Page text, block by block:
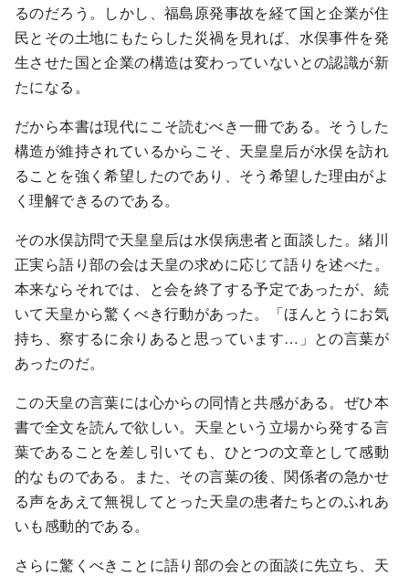
るのだろう。しかし、福島原発事故を経て国と企業が住
民とその土地にもたらした災禍を見れば、水俣事件を発
生させた国と企業の構造は変わっていないとの認識が新
たになる。
だから本書は現代にこそ読むべき一冊である。そうした
構造が維持されているからこそ、天皇皇后が水俣を訪れ
ることを強く希望したのであり、そう希望した理由がよ
く理解できるのである。
その水俣訪問で天皇皇后は水俣病患者と面談した。緒川
正実ら語り部の会は天皇の求めに応じて語りを述べた。
本来ならそれでは、と会を終了する予定であったが、続
いて天皇から驚くべき行動があった。「ほんとうにお気
持ち、察するに余りあると思っています…」との言葉が
あったのだ。
この天皇の言葉には心からの同情と共感がある。ぜひ本
書で全文を読んで欲しい。天皇という立場から発する言
葉であることを差し引いても、ひとつの文章として感動
的なものである。また、その言葉の後、関係者の急かせ
る声をあえて無視してとった天皇の患者たちとのふれあ
いも感動的である。
さらに驚くべきことに語り部の会との面談に先立ち、天